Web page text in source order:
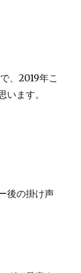
、2019年こ
ます。
後の掛け声